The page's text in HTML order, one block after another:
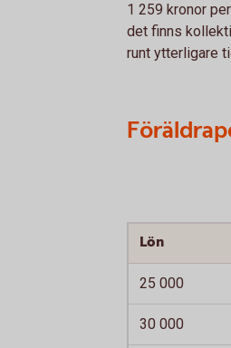
1 259 kronor
det finns
runt ytterligare
Lön
25 000
30 000